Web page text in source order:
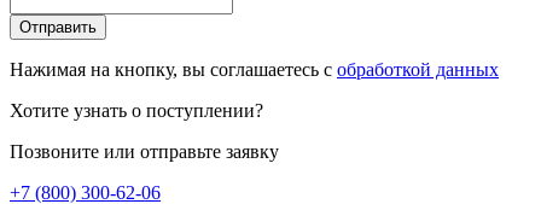
Отправить
Нажимая на кнопку, вы соглашаетесь с обработкой данных
Хотите узнать о поступлении?
Позвоните или отправьте заявку
+7 (800) 300-62-06